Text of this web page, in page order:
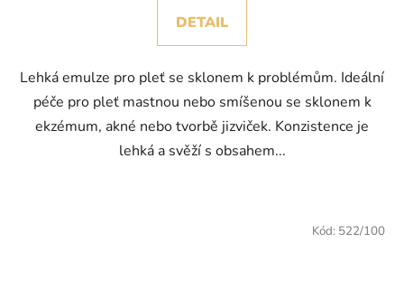
DETAIL
Lehká emulze pro pleť se sklonem k problémům. Ideální
péče pro pleť mastnou nebo smíšenou se sklonem k
ekzémum, akné nebo tvorbě jizviček. Konzistence je
lehká a svěží s obsahem...
Kód: 522/100